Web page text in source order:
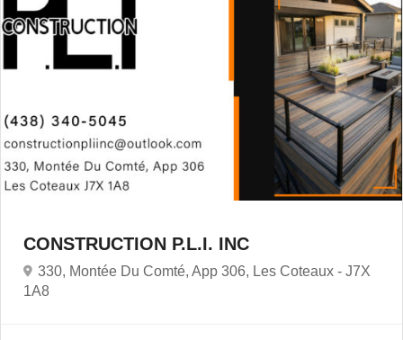
CONSTRUCTION P.L.I. INC
330, Montée Du Comté, App 306, Les Coteaux - J7X
1A8